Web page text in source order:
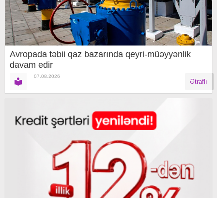
Avropada təbii qaz bazarında qeyri-müəyyənlik
davam edir
07.08.2026
Ətraflı